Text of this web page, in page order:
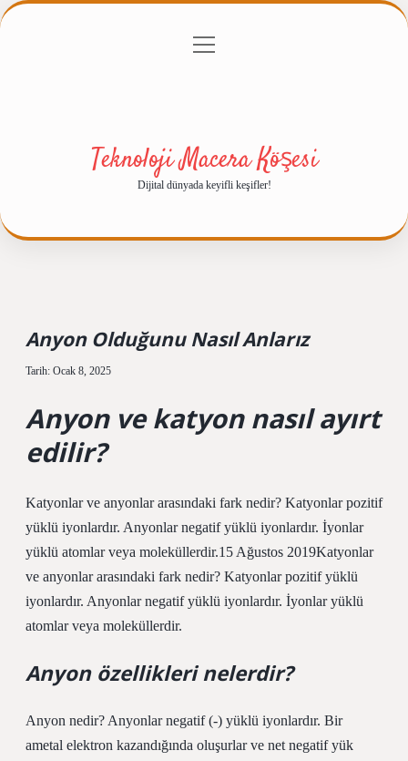
Gizlilik Politikası
menüyü
Teknoloji Macera Köşesi
Dijital dünyada keyifli keşifler!
Anyon Olduğunu Nasıl Anlarız
Tarih: Ocak 8, 2025
Anyon ve katyon nasıl ayırt
edilir?
Katyonlar ve anyonlar arasındaki fark nedir? Katyonlar pozitif
yüklü iyonlardır. Anyonlar negatif yüklü iyonlardır. İyonlar
yüklü atomlar veya moleküllerdir.15 Ağustos 2019Katyonlar
ve anyonlar arasındaki fark nedir? Katyonlar pozitif yüklü
iyonlardır. Anyonlar negatif yüklü iyonlardır. İyonlar yüklü
atomlar veya moleküllerdir.
Anyon özellikleri nelerdir?
Anyon nedir? Anyonlar negatif (-) yüklü iyonlardır. Bir
ametal elektron kazandığında oluşurlar ve net negatif yük